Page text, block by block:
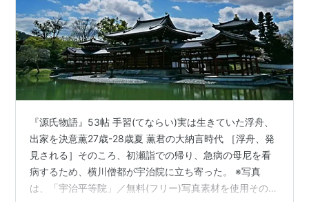
葵
榊
花散里
須磨
明石
蓬生
関屋
絵合
松風
『源氏物語』53帖 手習(てならい)実は生きていた浮舟、
出家を決意薫27歳-28歳夏 薫君の大納言時代 ［浮舟、発
見される］そのころ、初瀬詣での帰り、急病の母尼を看
病するため、横川僧都が宇治院に立ち寄った。 ※写真
は、「宇治平等院」／無料(フリー)写真素材を使用その